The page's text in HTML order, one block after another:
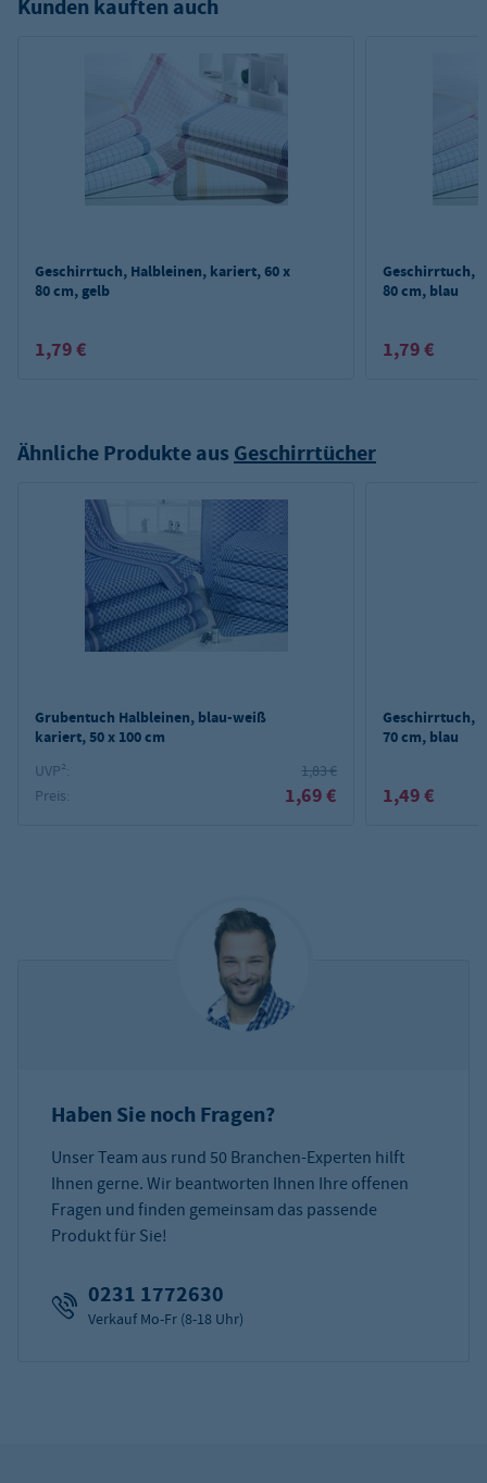
Kunden kauften auch
Geschirrtuch, Halbleinen, kariert, 60 x
80 cm, gelb
1,79 €
Geschirrtuch,
80 cm, blau
1,79 €
Ähnliche Produkte aus Geschirrtücher
Grubentuch Halbleinen, blau-weiß
kariert, 50 x 100 cm
UVP²:
1,83 €
Preis:
1,69 €
Geschirrtuch,
70 cm, blau
1,49 €
Haben Sie noch Fragen?
Unser Team aus rund 50 Branchen-Experten hilft
Ihnen gerne. Wir beantworten Ihnen Ihre offenen
Fragen und finden gemeinsam das passende
Produkt für Sie!
0231 1772630
Verkauf Mo-Fr (8-18 Uhr)